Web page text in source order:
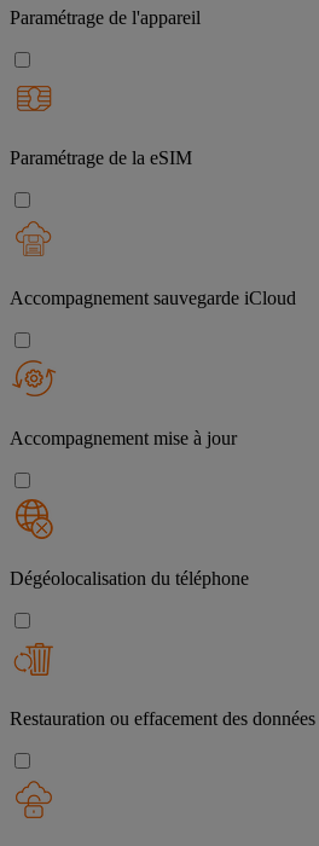
Paramétrage de l'appareil
Paramétrage de la eSIM
Accompagnement sauvegarde iCloud
Accompagnement mise à jour
Dégéolocalisation du téléphone
Restauration ou effacement des données